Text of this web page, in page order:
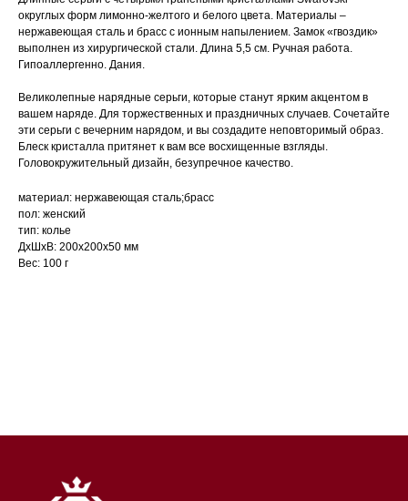
округлых форм лимонно-желтого и белого цвета. Материалы –
нержавеющая сталь и брасс с ионным напылением. Замок «гвоздик»
выполнен из хирургической стали. Длина 5,5 см. Ручная работа.
Гипоаллергенно. Дания.
Великолепные нарядные серьги, которые станут ярким акцентом в
вашем наряде. Для торжественных и праздничных случаев. Сочетайте
эти серьги с вечерним нарядом, и вы создадите неповторимый образ.
Блеск кристалла притянет к вам все восхищенные взгляды.
Головокружительный дизайн, безупречное качество.
материал: нержавеющая сталь;брасс
пол: женский
тип: колье
ДxШxВ: 200x200x50 мм
Вес: 100 г